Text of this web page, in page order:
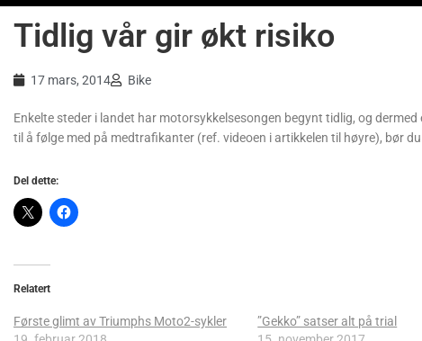
Tidlig vår gir økt risiko
17 mars, 2014 Bike
Enkelte steder i landet har motorsykkelsesongen begynt tidlig, og
til å følge med på medtrafikanter (ref. videoen i artikkelen til høyre), bør
Del dette:
Relatert
Første glimt av Triumphs Moto2-sykler
”Gekko” satser alt på trial